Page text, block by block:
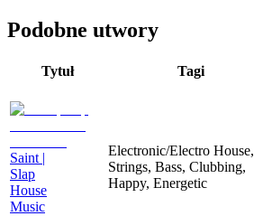
Podobne utwory
Tytuł Tagi
Saint |
Slap
House
Music
Electronic/Electro House,
Strings, Bass, Clubbing,
Happy, Energetic